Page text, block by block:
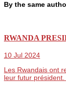
By the same
RWANDA
10 Jul 2024
Les Rwandais ont
leur futur